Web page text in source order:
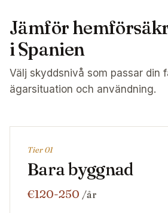
Jämför
i Spanien
Välj skyddsnivå som passar din
ägarsituation och användning.
Tier 01
Bara byggnad
€120-250 /år